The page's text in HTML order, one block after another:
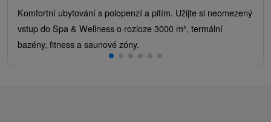
Komfortní ubytování s polopenzí a pitím. Užijte si neomezený
vstup do Spa & Wellness o rozloze 3000 m², termální
bazény, fitness a saunové zóny.